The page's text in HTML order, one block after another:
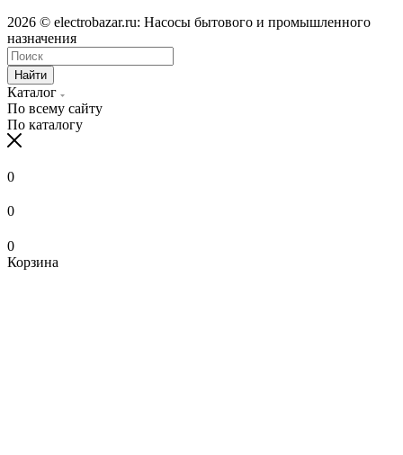
2026 © electrobazar.ru: Насосы бытового и промышленного
назначения
Найти
Каталог
По всему сайту
По каталогу
0
0
0
Корзина